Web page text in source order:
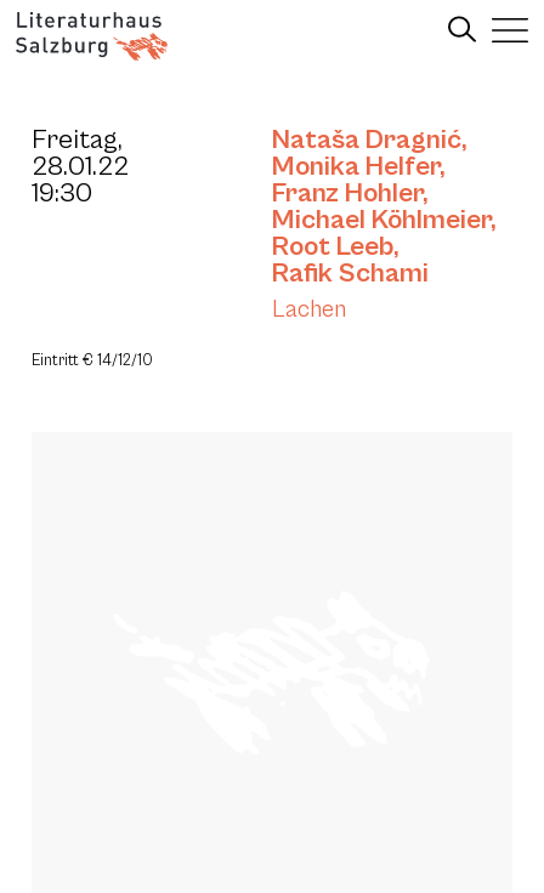
Freitag,
28.01.22
19:30
Nataša Dragnić,
Monika Helfer,
Franz Hohler,
Michael Köhlmeier,
Root Leeb,
Rafik Schami
Lachen
Eintritt € 14/12/10